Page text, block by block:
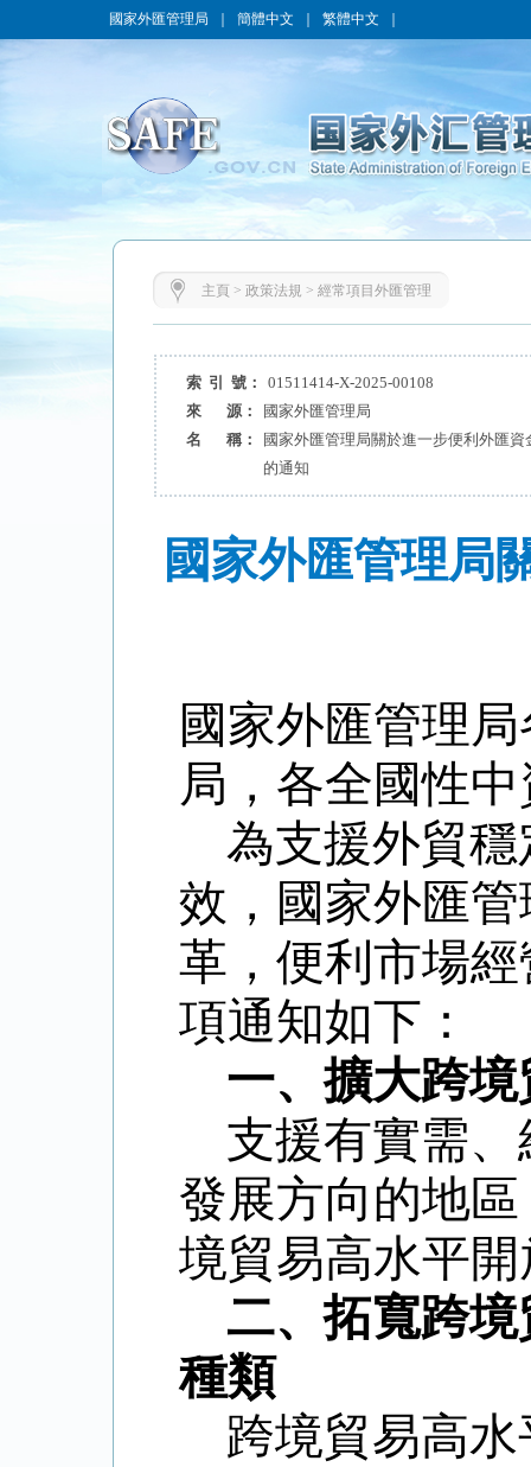
國家外匯管理局 簡體中文 繁體中文
主頁 > 政策法規 > 經常項目外匯管理
索 引 號：
01511414-X-2025-00108
來 源：
國家外匯管理局
名 稱：
國家外匯管理局關於進一步便利外匯
的通知
國家外匯管理局
國家外匯管理
局，各全國性
為支援外貿
效，國家外匯
革，便利市場
項通知如下：
一、擴大跨
支援有實需
發展方向的地
境貿易高水平
二、拓寬跨
種類
跨境貿易高